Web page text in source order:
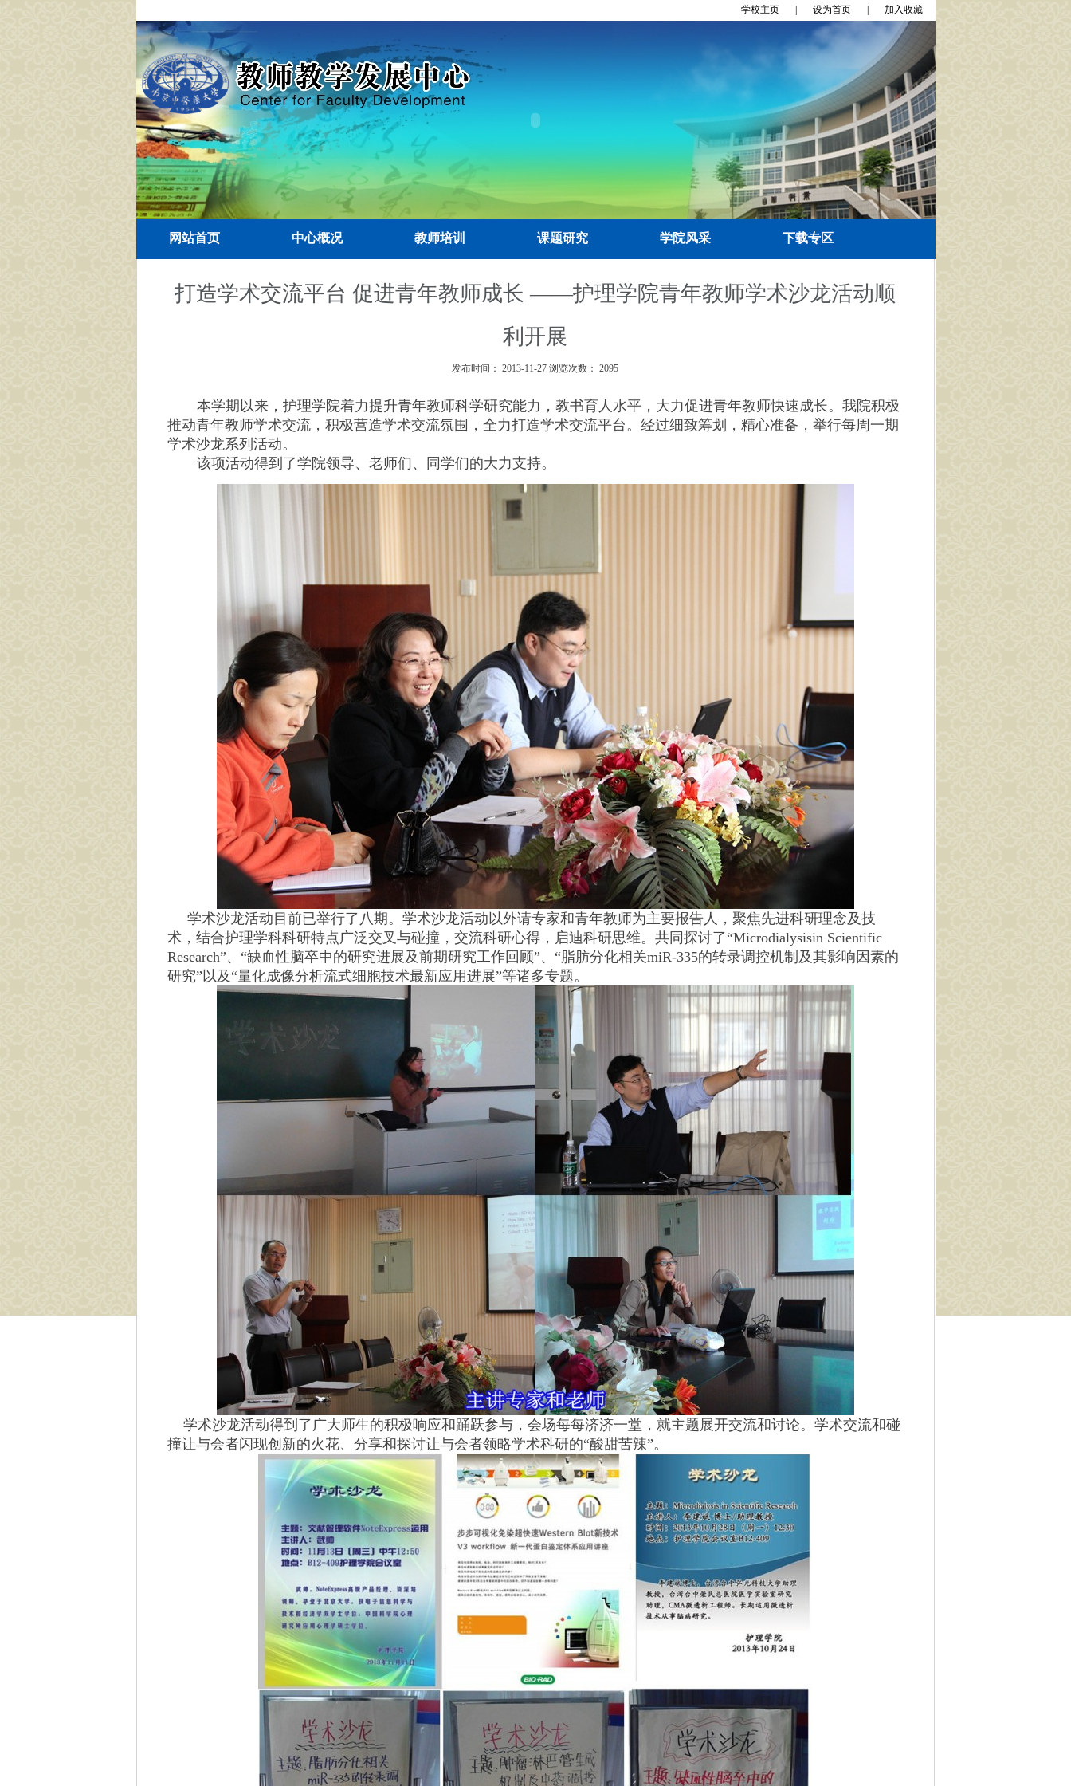
学校主页 设为首页 加入收藏
网站首页 中心概况 教师培训 课题研究 学院风采 下载专区
打造学术交流平台 促进青年教师成长 ——护理学院青年教师学术沙龙活动顺
利开展
发布时间： 2013-11-27 浏览次数： 2095
本学期以来，护理学院着力提升青年教师科学研究能力，教书育人水平，大力促进青年教师快速成长。我院积极
推动青年教师学术交流，积极营造学术交流氛围，全力打造学术交流平台。经过细致筹划，精心准备，举行每周一期
学术沙龙系列活动。
该项活动得到了学院领导、老师们、同学们的大力支持。
学术沙龙活动目前已举行了八期。学术沙龙活动以外请专家和青年教师为主要报告人，聚焦先进科研理念及技
术，结合护理学科科研特点广泛交叉与碰撞，交流科研心得，启迪科研思维。共同探讨了“Microdialysisin Scientific
Research”、“缺血性脑卒中的研究进展及前期研究工作回顾”、“脂肪分化相关miR-335的转录调控机制及其影响因素的
研究”以及“量化成像分析流式细胞技术最新应用进展”等诸多专题。
学术沙龙活动得到了广大师生的积极响应和踊跃参与，会场每每济济一堂，就主题展开交流和讨论。学术交流和碰
撞让与会者闪现创新的火花、分享和探讨让与会者领略学术科研的“酸甜苦辣”。